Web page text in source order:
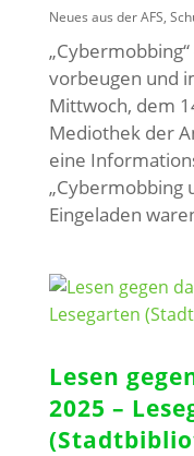
Neues aus der AFS,
vorbeugen und
Mittwoch, dem
Mediothek der
eine
„Cybermobbing
Eingeladen
Lesen
2025 –